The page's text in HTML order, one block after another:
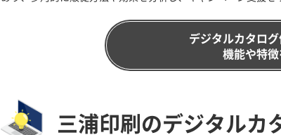
デジタルカタロ
機能や特
三浦印刷のデジタルカ